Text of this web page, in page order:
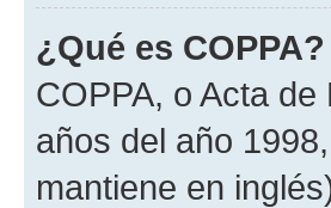
¿Qué es COPPA?
COPPA, o Acta
años del año
mantiene en